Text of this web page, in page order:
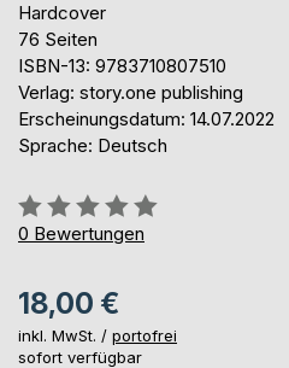
Hardcover
76 Seiten
ISBN-13: 9783710807510
Verlag: story.one publishing
Erscheinungsdatum: 14.07.2022
Sprache: Deutsch
Bewertung::
0%
0 Bewertungen
18,00 €
inkl. MwSt. / portofrei
sofort verfügbar